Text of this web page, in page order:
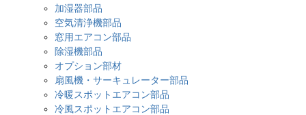
加湿器部品
空気清浄機部品
窓用エアコン部品
除湿機部品
オプション部材
扇風機・サーキュレーター部品
冷暖スポットエアコン部品
冷風スポットエアコン部品